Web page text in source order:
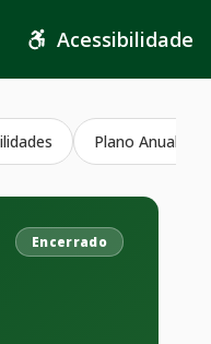
Acessibilidade
Plano Anual
Encerrado